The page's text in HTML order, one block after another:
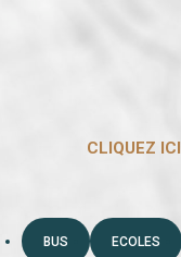
BUS ECOLES